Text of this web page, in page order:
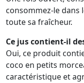
consommez-le dans
toute sa fraîcheur.
Ce jus contient-il
Oui, ce produit
coco en petits
caractéristique et